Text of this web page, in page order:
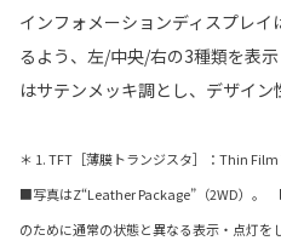
インフォメーションディスプレ
るよう、左/中央/右の3種類を表
はサテンメッキ調とし、デザイン
＊ 1. TFT［薄膜トランジスタ］：Thin
■写真はZ“Leather Package”（2WD）。
のために通常の状態と異なる表示・点灯を